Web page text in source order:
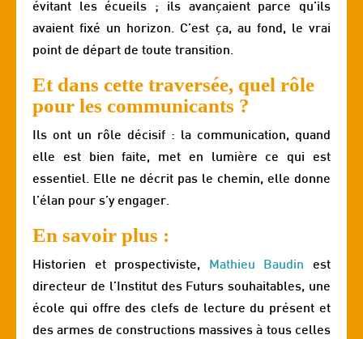
évitant les écueils ; ils avançaient parce qu’ils
avaient fixé un horizon. C’est ça, au fond, le vrai
point de départ de toute transition.
Et dans cette traversée, quel rôle
pour les communicants ?
Ils ont un rôle décisif : la communication, quand
elle est bien faite, met en lumière ce qui est
essentiel. Elle ne décrit pas le chemin, elle donne
l’élan pour s’y engager.
En savoir plus :
Historien et prospectiviste, Mathieu Baudin est
directeur de l’Institut des Futurs souhaitables, une
école qui offre des clefs de lecture du présent et
des armes de constructions massives à tous celles